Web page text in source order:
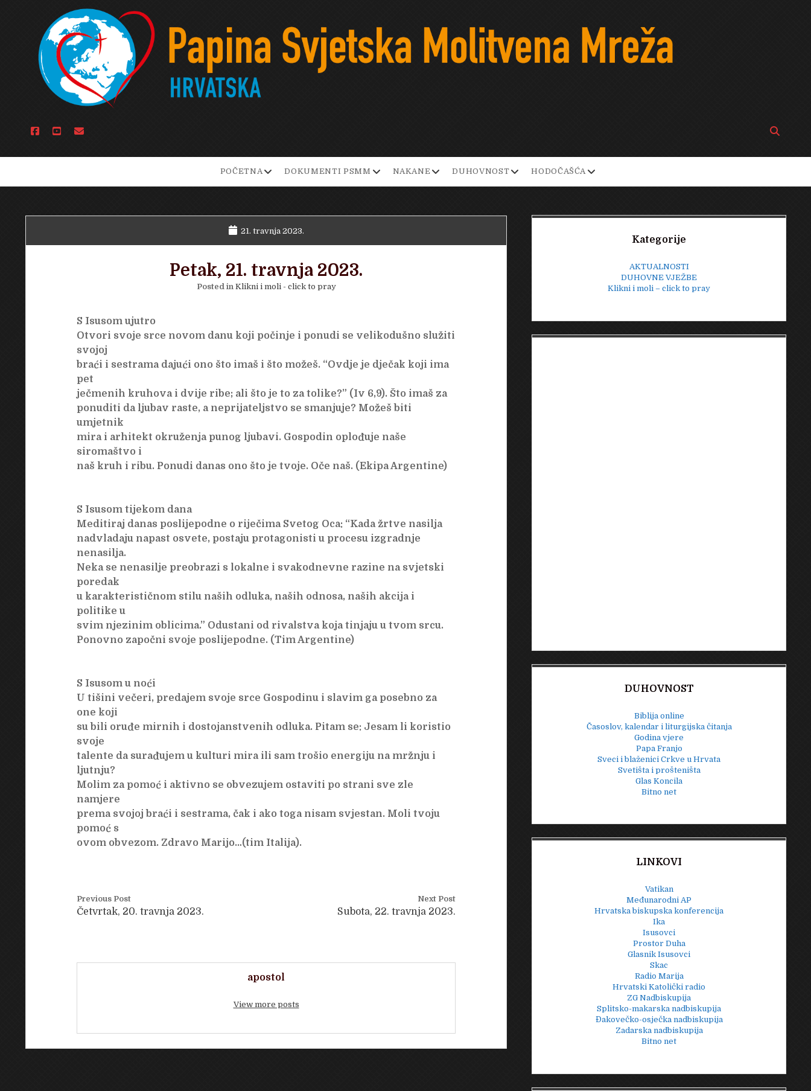
facebook
youtubeemail
Open
bar
POČETNAopen
menu
DOKUMENTI PSMM open
menu
NAKANE open
menu
DUHOVNOST open
menu
HODOČAŠĆA open
menu
21. travnja 2023.
Petak, 21. travnja 2023.
Posted in Klikni i moli - click to pray
S Isusom ujutro
Otvori svoje srce novom danu koji počinje i ponudi se velikodušno služiti
svojoj
braći i sestrama dajući ono što imaš i što možeš. “Ovdje je dječak koji ima
pet
ječmenih kruhova i dvije ribe; ali što je to za tolike?” (Iv 6,9). Što imaš za
ponuditi da ljubav raste, a neprijateljstvo se smanjuje? Možeš biti
umjetnik
mira i arhitekt okruženja punog ljubavi. Gospodin oplođuje naše
siromaštvo i
naš kruh i ribu. Ponudi danas ono što je tvoje. Oče naš. (Ekipa Argentine)
S Isusom tijekom dana
Meditiraj danas poslijepodne o riječima Svetog Oca: “Kada žrtve nasilja
nadvladaju napast osvete, postaju protagonisti u procesu izgradnje
nenasilja.
Neka se nenasilje preobrazi s lokalne i svakodnevne razine na svjetski
poredak
u karakterističnom stilu naših odluka, naših odnosa, naših akcija i
politike u
svim njezinim oblicima.” Odustani od rivalstva koja tinjaju u tvom srcu.
Ponovno započni svoje poslijepodne. (Tim Argentine)
S Isusom u noći
U tišini večeri, predajem svoje srce Gospodinu i slavim ga posebno za
one koji
su bili oruđe mirnih i dostojanstvenih odluka. Pitam se: Jesam li koristio
svoje
talente da surađujem u kulturi mira ili sam trošio energiju na mržnju i
ljutnju?
Molim za pomoć i aktivno se obvezujem ostaviti po strani sve zle
namjere
prema svojoj braći i sestrama, čak i ako toga nisam svjestan. Moli tvoju
pomoć s
ovom obvezom. Zdravo Marijo…(tim Italija).
Previous Post
Četvrtak, 20. travnja 2023.
Next Post
Subota, 22. travnja 2023.
apostol
View more posts
Sidebar
Kategorije
AKTUALNOSTI
DUHOVNE VJEŽBE
Klikni i moli – click to pray
DUHOVNOST
Biblija online
Časoslov, kalendar i liturgijska čitanja
Godina vjere
Papa Franjo
Sveci i blaženici Crkve u Hrvata
Svetišta i prošteništa
Glas Koncila
Bitno net
LINKOVI
Vatikan
Međunarodni AP
Hrvatska biskupska konferencija
Ika
Isusovci
Prostor Duha
Glasnik Isusovci
Skac
Radio Marija
Hrvatski Katolički radio
ZG Nadbiskupija
Splitsko-makarska nadbiskupija
Đakovečko-osječka nadbiskupija
Zadarska nadbiskupija
Bitno net